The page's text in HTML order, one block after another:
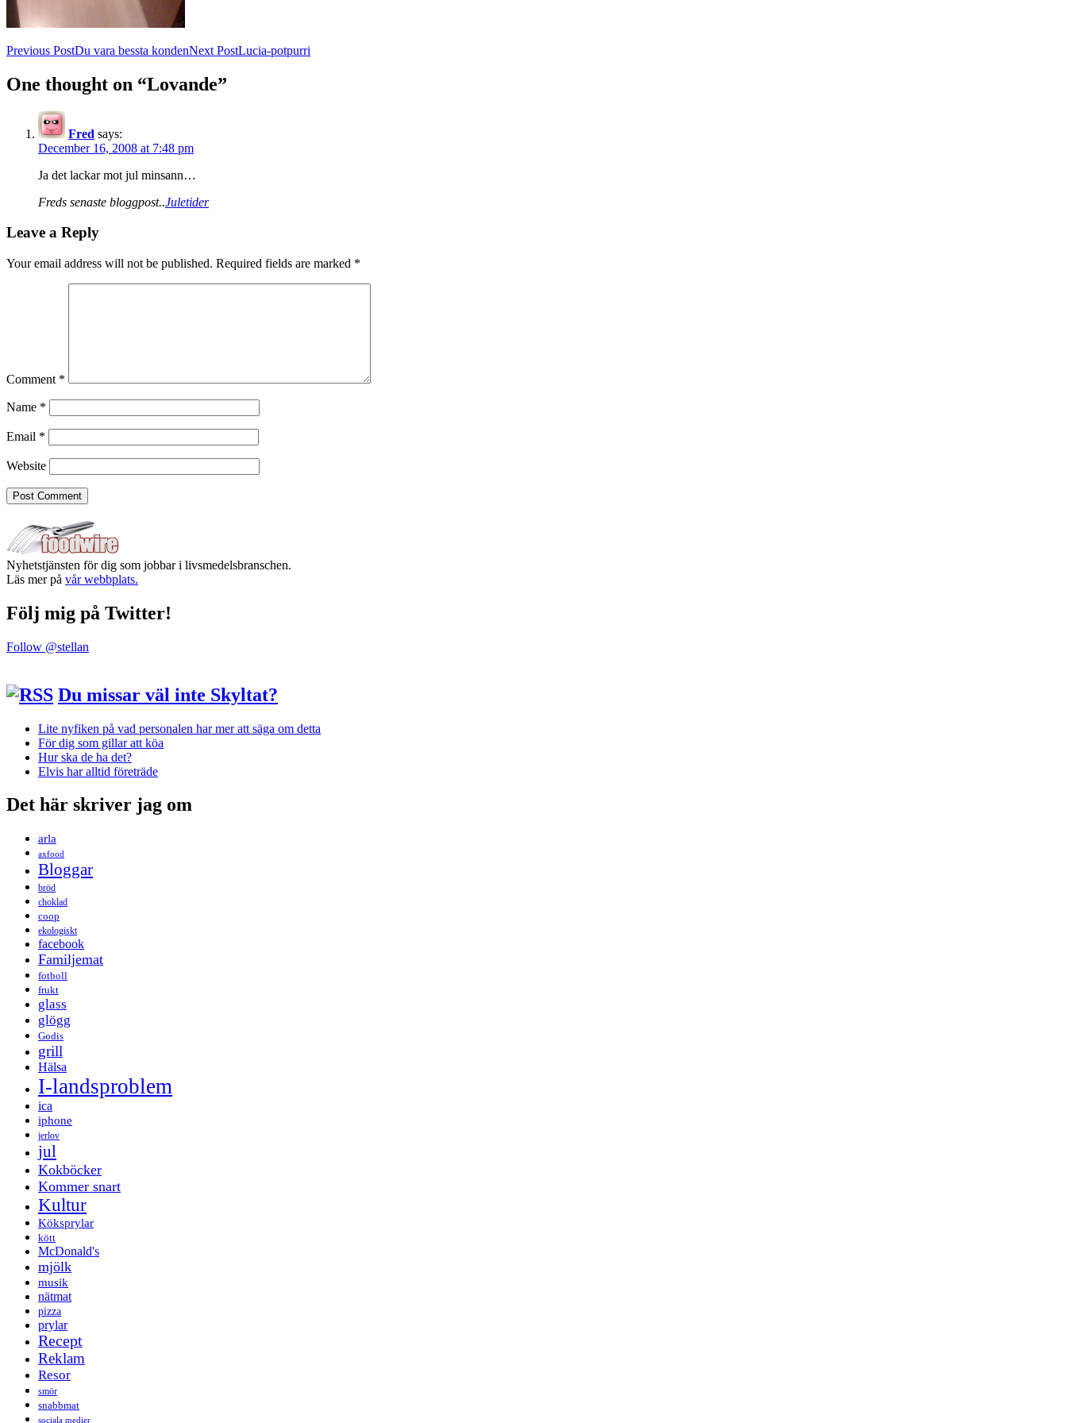
Post
navigation
Previous PostDu vara bessta kondenNext PostLucia-potpurri
One thought on “Lovande”
Fred says:
December 16, 2008 at 7:48 pm
Ja det lackar mot jul minsann…
Freds senaste bloggpost..Juletider
Leave a Reply
Your email address will not be published. Required fields are marked *
Comment *
Name *
Email *
Website
Nyhetstjänsten för dig som jobbar i livsmedelsbranschen.
Läs mer på vår webbplats.
Följ mig på Twitter!
Follow @stellan
Du missar väl inte Skyltat?
Lite nyfiken på vad personalen har mer att säga om detta
För dig som gillar att köa
Hur ska de ha det?
Elvis har alltid företräde
Det här skriver jag om
arla
axfood
Bloggar
bröd
choklad
coop
ekologiskt
facebook
Familjemat
fotboll
frukt
glass
glögg
Godis
grill
Hälsa
I-landsproblem
ica
iphone
jerlov
jul
Kokböcker
Kommer snart
Kultur
Köksprylar
kött
McDonald's
mjölk
musik
nätmat
pizza
prylar
Recept
Reklam
Resor
smör
snabbmat
sociala medier